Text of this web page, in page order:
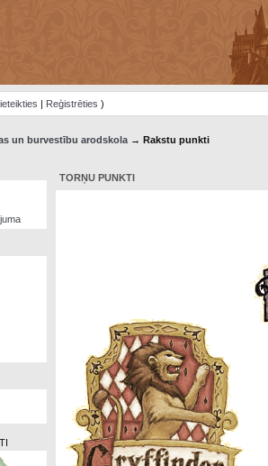
| Reģistrēties )
un burvestību arodskola → Rakstu punkti
TORŅU PUNKTI